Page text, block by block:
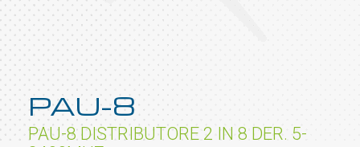
PAU-8
PAU-8 DISTRIBUTORE 2 IN 8 DER. 5-